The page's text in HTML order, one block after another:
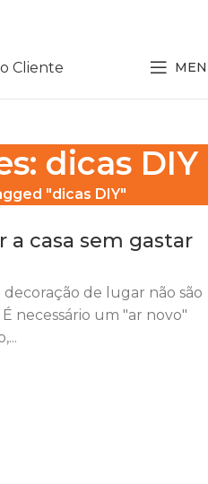
Cliente
dicas DIY
"dicas DIY"
a casa sem gastar
decoração de lugar não são
necessário um "ar novo"